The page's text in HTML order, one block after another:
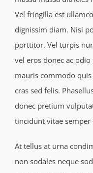
Vel fringilla est
dignissim diam. Nisi
porttitor. Vel turpis
vel eros donec ac
mauris commodo
cras sed felis.
donec pretium
tincidunt vitae semper
At tellus at urna
non sodales neque